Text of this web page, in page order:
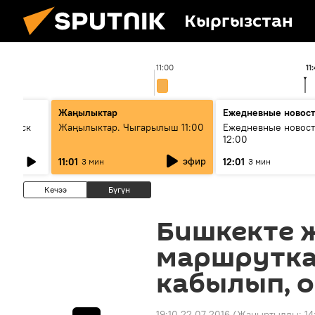
Кыргызстан
11:00
Жаңылыктар
Жаңылыктар. Чыгарылыш 11:00
11:01 3 мин эфир
Ежедневные
Ежедневные
12:00
12:01 3 мин
Кечээ Бүгүн
Бишкекте
кабылып,